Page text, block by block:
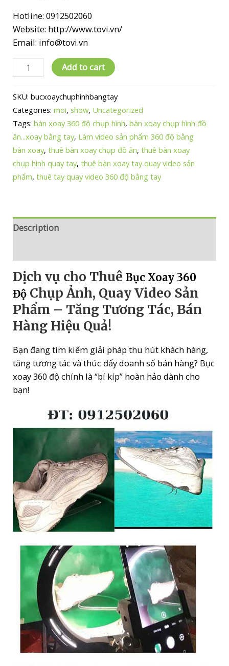
Hotline: 0912502060
Website: http://www.tovi.vn/
Email: info@tovi.vn
Thuê
Bục
Chụp
Video
Sản
Tăng
Bán
Hàng
Hiệu
Quả!
quantity
Add to cart
SKU:bucxoaychuphinhbangtay
Categories:moi, show, Uncategorized
Tags:bàn xoay 360 độ chụp hình,bàn xoay chụp hình đồ
ăn...xoay bằng tay, Làm video sản phẩm 360 độ bằng
bàn xoay,thuê bàn xoay chụp đồ ăn,thuê bàn xoay
chụp hình quay tay,thuê bàn xoay tay quay video sản
phẩm,thuê tay quay video 360 độ bằng tay
Description
Dịch vụ cho ThuêBục Xoay 360
Độ Chụp Ảnh, Quay Video Sản
Phẩm – Tăng Tương Tác, Bán
Hàng Hiệu Quả!
Bạn đang tìm kiếm giải pháp thu hút khách hàng,
tăng tương tác và thúc đẩy doanh số bán hàng? Bục
xoay 360 độ chính là “bí kíp” hoàn hảo dành cho
bạn!